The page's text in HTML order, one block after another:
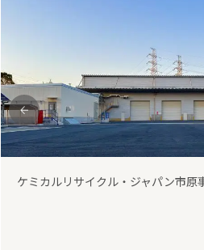
前
ケミカルリサイクル・ジャパン市原